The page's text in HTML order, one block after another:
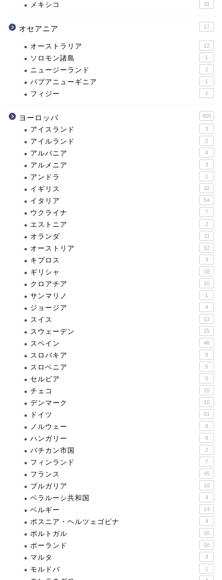
メキシコ 31
オセアニア 17
オーストラリア 12
ソロモン諸島 1
ニュージーランド 2
パプアニューギニア 1
フィジー 1
ヨーロッパ 455
アイスランド 3
アイルランド 2
アルバニア 4
アルメニア 3
アンドラ 1
イギリス 32
イタリア 54
ウクライナ 7
エストニア 2
オランダ 11
オーストリア 12
キプロス 3
ギリシャ 18
クロアチア 10
サンマリノ 1
ジョージア 4
スイス 13
スウェーデン 15
スペイン 46
スロバキア 8
スロベニア 5
セルビア 5
チェコ 15
デンマーク 10
ドイツ 51
ノルウェー 8
ハンガリー 8
バチカン市国 2
フィンランド 7
フランス 45
ブルガリア 10
ベラルーシ共和国 4
ベルギー 14
ボスニア・ヘルツェゴビナ 4
ポルトガル 16
ポーランド 16
マルタ 3
モルドバ 1